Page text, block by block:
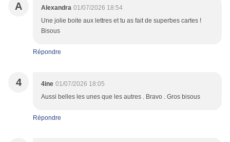
A Alexandra 01/07/2026 18:54
Une jolie boite aux lettres et tu as fait de superbes cartes !
Bisous
Répondre
4 4ine 01/07/2026 18:05
Aussi belles les unes que les autres . Bravo . Gros bisous
Répondre